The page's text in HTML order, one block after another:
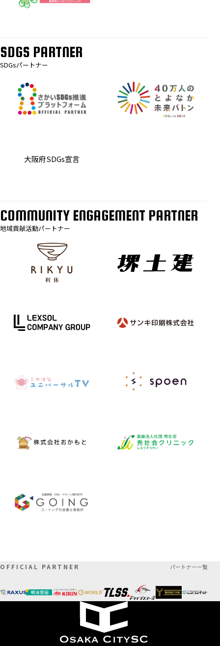
SDGS PARTNER
SDGsパートナー
大阪府SDGs宣言
COMMUNITY ENGAGEMENT PARTNER
地域貢献活動パートナー
OFFICIAL PARTNER パートナー一覧